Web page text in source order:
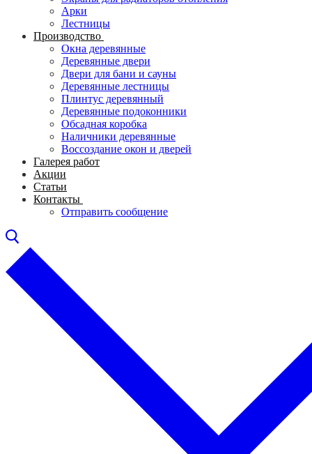
Арки
Лестницы
Производство
Окна деревянные
Деревянные двери
Двери для бани и сауны
Деревянные лестницы
Плинтус деревянный
Деревянные подоконники
Обсадная коробка
Наличники деревянные
Воссоздание окон и дверей
Галерея работ
Акции
Статьи
Контакты
Отправить сообщение